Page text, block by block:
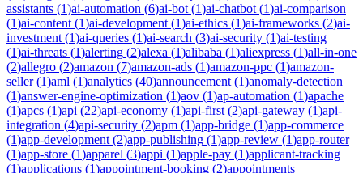
assistants (1)ai-automation (6)ai-bot (1)ai-chatbot (1)ai-comparison
(1)ai-content (1)ai-development (1)ai-ethics (1)ai-frameworks (2)ai-
investment (1)ai-queries (1)ai-search (3)ai-security (1)ai-testing
(1)ai-threats (1)alerting (2)alexa (1)alibaba (1)aliexpress (1)all-in-one
(2)allegro (2)amazon (7)amazon-ads (1)amazon-ppc (1)amazon-
seller(1)aml (1)analytics (40)announcement (1)anomaly-detection
(1)answer-engine-optimization (1)aov (1)ap-automation (1)apache
(1)apcs (1)api (22)api-economy (1)api-first (2)api-gateway (1)api-
integration (4)api-security (2)apm (1)app-bridge (1)app-commerce
(1)app-development (2)app-publishing (1)app-review (1)app-router
(1)app-store (1)apparel (3)appi (1)apple-pay (1)applicant-tracking
(1)applications (1)appointment-booking (2)appointments